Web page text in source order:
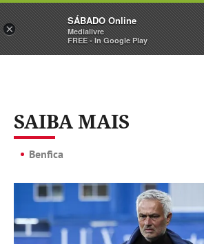
Sábado Assine
SAIBA MAIS
Benfica
×
SÁBADO Online
Medialivre
FREE - In Google Play